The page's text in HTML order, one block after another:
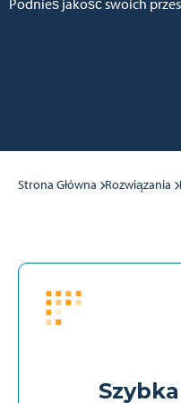
Strona Główna Rozwiązania